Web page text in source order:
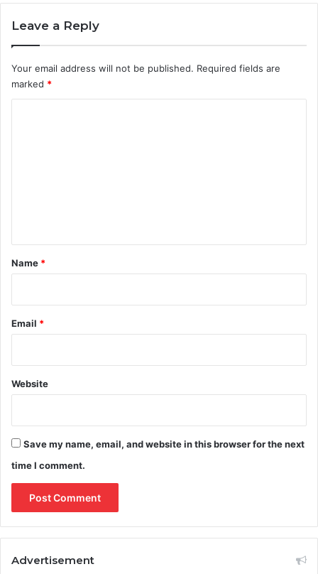
Leave a Reply
Your email address will not be published. Required fields are
marked *
*
Name *
Email *
Website
Save my name, email, and website in this browser for the next
time I comment.
Advertisement